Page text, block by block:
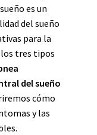
es un
del sueño
para la
los tres tipos
del sueño
cómo
y las